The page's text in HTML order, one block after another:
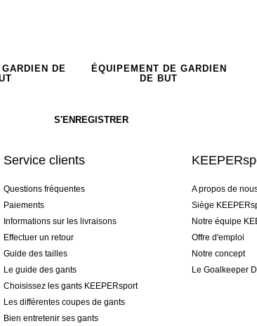
DE
ÉQUIPEMENT DE GARDIEN
DE BUT
Service clients
Questions fréquentes
Paiements
Informations sur les livraisons
Effectuer un retour
Guide des tailles
Le guide des gants
Choisissez les gants KEEPERsport
Les différentes coupes de gants
Bien entretenir ses gants
A propos de
Siège
Notre équipe
Offre d'emploi
Notre concept
Le Goalkeeper